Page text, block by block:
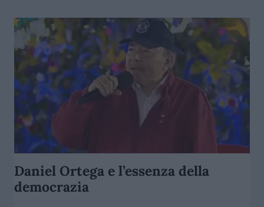
Daniel Ortega e l’essenza della
democrazia